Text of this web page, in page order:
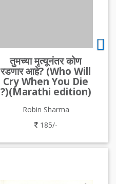
तुमच्या मृत्यूनंतर कोण
रडणार आहे? (Who Will
Cry When You Die
?)(Marathi edition)
Robin Sharma
185/-